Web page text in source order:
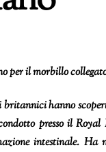
per il morbillo
hanno
presso il
intestinale. Ha